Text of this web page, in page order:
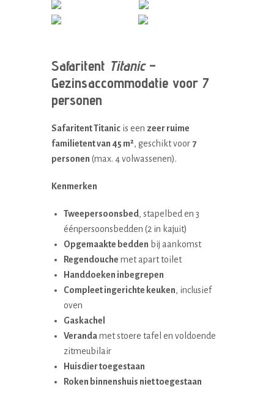
Safaritent Titanic–
Gezinsaccommodatie voor 7
personen
Safaritent Titanic is een zeer ruime
familietent van 45 m², geschikt voor7
personen (max. 4 volwassenen).
Kenmerken
Tweepersoonsbed, stapelbed en 3
éénpersoonsbedden (2 in kajuit)
Opgemaakte bedden bij aankomst
Regendouche met apart toilet
Handdoeken inbegrepen
Compleet ingerichte keuken, inclusief
oven
Gaskachel
Verandamet stoere tafel en voldoende
zitmeubilair
Huisdier toegestaan
Roken binnenshuis niet toegestaan